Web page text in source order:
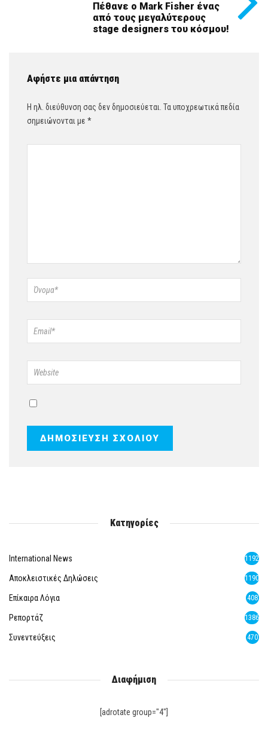
Πέθανε ο Mark Fisher ένας
από τους μεγαλύτερους
stage designers του κόσμου!
Αφήστε μια απάντηση
Η ηλ. διεύθυνση σας δεν δημοσιεύεται. Τα υποχρεωτικά πεδία
σημειώνονται με *
Κατηγορίες
International News 1192
Αποκλειστικές Δηλώσεις 1190
Επίκαιρα Λόγια 408
Ρεπορτάζ 1386
Συνεντεύξεις 470
Διαφήμιση
[adrotate group="4"]